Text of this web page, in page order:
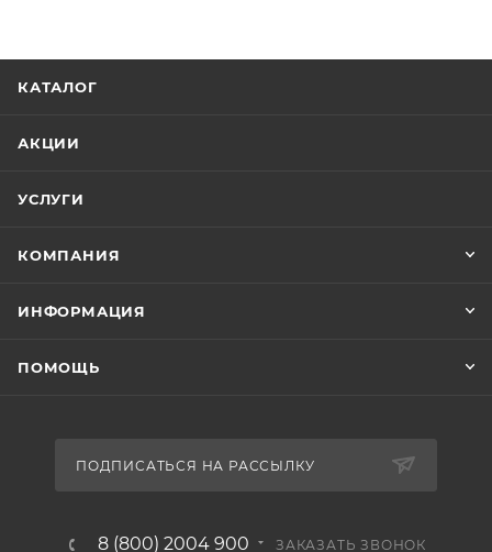
КАТАЛОГ
АКЦИИ
УСЛУГИ
КОМПАНИЯ
ИНФОРМАЦИЯ
ПОМОЩЬ
ПОДПИСАТЬСЯ НА РАССЫЛКУ
8 (800) 2004 900 ЗАКАЗАТЬ ЗВОНОК